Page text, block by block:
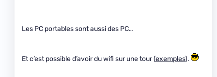
Les PC portables sont aussi des PC…
Et c’est possible d’avoir du wifi sur une tour (exemples).